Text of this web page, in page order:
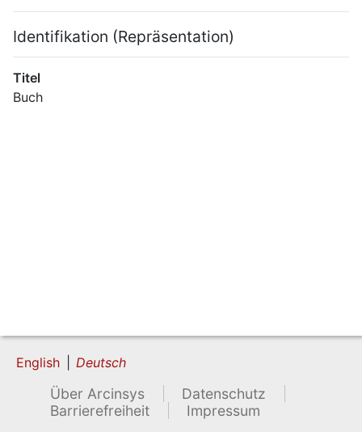
Identifikation (Repräsentation)
Titel
Buch
English Deutsch
Über Arcinsys
Datenschutz
Barrierefreiheit
Impressum